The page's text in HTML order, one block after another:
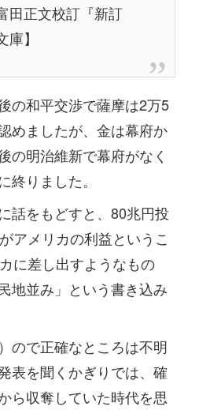
田正文校訂『新訂
】
の和平交渉で薩摩は2万5
めましたが、金は幕府か
の明治維新で幕府がなく
終りました。
話をもどすと、80兆円投
アメリカの利益というこ
に差し出すようなもの
地並み」という書き込み
ので正確なところは不明
表を聞くかぎりでは、確
ら収奪していた時代を思